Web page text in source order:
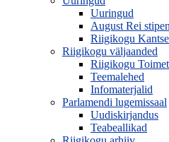
Uuringud
August Rei
Riigikogu
Riigikogu väljaanded
Riigikogu
Teemalehed
Infomaterjalid
Parlamendi lugemissaal
Uudiskirjandus
Teabeallikad